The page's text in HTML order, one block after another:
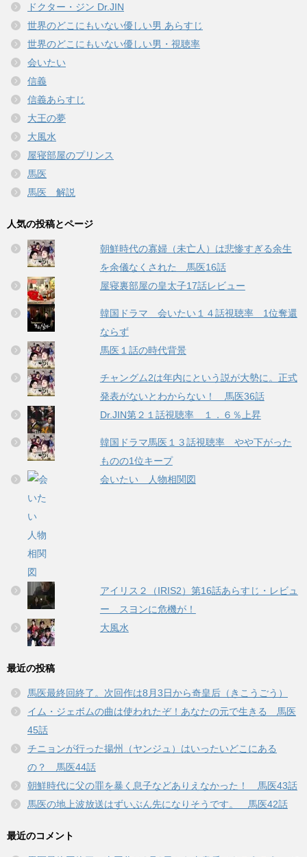
ドクター・ジン Dr.JIN
世界のどこにもいない優しい男 あらすじ
世界のどこにもいない優しい男・視聴率
会いたい
信義
信義あらすじ
大王の夢
大風水
屋寝部屋のプリンス
馬医
馬医 解説
人気の投稿とページ
朝鮮時代の寡婦（未亡人）は悲惨すぎる余生
を余儀なくされた 馬医16話
屋寝裏部屋の皇太子17話レビュー
韓国ドラマ 会いたい１４話視聴率 1位奪還
ならず
馬医１話の時代背景
チャングム2は年内にという説が大勢に。正式
発表がないとわからない！ 馬医36話
Dr.JIN第２１話視聴率 １．６％上昇
韓国ドラマ馬医１３話視聴率 やや下がった
ものの1位キープ
会いたい 人物相関図
アイリス２（IRIS2）第16話あらすじ・レビュ
ー スヨンに危機が！
大風水
最近の投稿
馬医最終回終了。次回作は8月3日から奇皇后（きこうごう）
イム・ジェボムの曲は使われたぞ！あなたの元で生きる 馬医
45話
チニョンが行った揚州（ヤンジュ）はいったいどこにある
の？ 馬医44話
朝鮮時代に父の罪を暴く息子などありえなかった！ 馬医43話
馬医の地上波放送はずいぶん先になりそうです。 馬医42話
最近のコメント